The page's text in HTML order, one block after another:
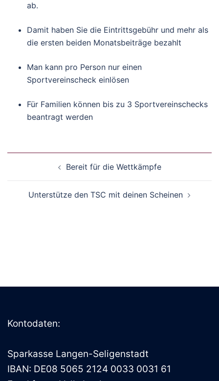
ab.
Damit haben Sie die Eintrittsgebühr und mehr als
die ersten beiden Monatsbeiträge bezahlt
Man kann pro Person nur einen
Sportvereinscheck einlösen
Für Familien können bis zu 3 Sportvereinschecks
beantragt werden
Bereit für die Wettkämpfe
Unterstütze den TSC mit deinen Scheinen
Kontodaten:
Sparkasse Langen-Seligenstadt
IBAN: DE08 5065 2124 0033 0031 61